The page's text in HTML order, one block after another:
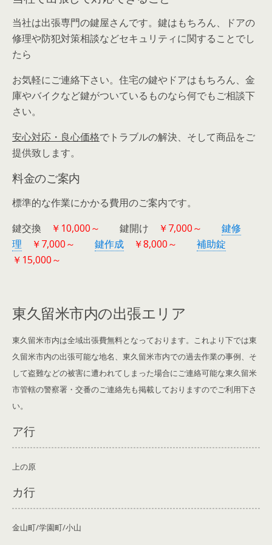
当社は出張専門の鍵屋さんです。鍵はもちろん、ドアの
修理や防犯対策相談などセキュリティに関することでし
たら
お気軽にご連絡下さい。住宅の鍵やドアはもちろん、金
庫やバイクなど鍵がついているものなら何でもご相談下
さい。
安心対応・良心価格でトラブルの解決、そして商品をご
提供致します。
料金のご案内
標準的な作業にかかる費用のご案内です。
鍵交換
￥10,000～ 鍵開け ￥7,000～
鍵修
理
￥7,000～ 鍵作成 ￥8,000～
補助錠
￥15,000～
東久留米市内の出張エリア
東久留米市内は全域出張費無料となっております。これより下では東
久留米市内の出張可能な地名、東久留米市内での過去作業の事例、そ
して盗難などの被害に遭われてしまった場合にご連絡可能な東久留米
市管轄の警察署・交番のご連絡先も掲載しておりますのでご利用下さ
い。
ア行
上の原
カ行
金山町/学園町/小山